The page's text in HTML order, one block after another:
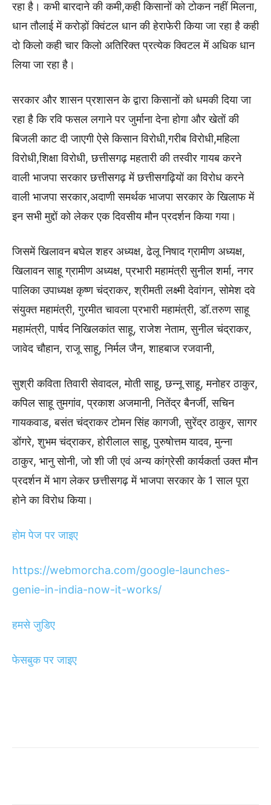
रहा है। कभी बारदाने की कमी,कही किसानों को टोकन नहीं मिलना,
धान तौलाई में करोड़ों क्विंटल धान की हेराफेरी किया जा रहा है कही
दो किलो कही चार किलो अतिरिक्त प्रत्येक क्विटल में अधिक धान
लिया जा रहा है।
सरकार और शासन प्रशासन के द्वारा किसानों को धमकी दिया जा
रहा है कि रवि फसल लगाने पर जुर्माना देना होगा और खेतों की
बिजली काट दी जाएगी ऐसे किसान विरोधी,गरीब विरोधी,महिला
विरोधी,शिक्षा विरोधी, छत्तीसगढ़ महतारी की तस्वीर गायब करने
वाली भाजपा सरकार छत्तीसगढ़ में छत्तीसगढ़ियों का विरोध करने
वाली भाजपा सरकार,अदाणी समर्थक भाजपा सरकार के खिलाफ में
इन सभी मुद्दों को लेकर एक दिवसीय मौन प्रदर्शन किया गया।
जिसमें खिलावन बघेल शहर अध्यक्ष, ढेलू निषाद ग्रामीण अध्यक्ष,
खिलावन साहू ग्रामीण अध्यक्ष, प्रभारी महामंत्री सुनील शर्मा, नगर
पालिका उपाध्यक्ष कृष्ण चंद्राकर, श्रीमती लक्ष्मी देवांगन, सोमेश दवे
संयुक्त महामंत्री, गुरमीत चावला प्रभारी महामंत्री, डॉ.तरुण साहू
महामंत्री, पार्षद निखिलकांत साहू, राजेश नेताम, सुनील चंद्राकर,
जावेद चौहान, राजू साहू, निर्मल जैन, शाहबाज रजवानी,
सुश्री कविता तिवारी सेवादल, मोती साहू, छन्नू साहू, मनोहर ठाकुर,
कपिल साहू तुमगांव, प्रकाश अजमानी, नितेंद्र बैनर्जी, सचिन
गायकवाड, बसंत चंद्राकर टोमन सिंह कागजी, सुरेंद्र ठाकुर, सागर
डोंगरे, शुभम चंद्राकर, होरीलाल साहू, पुरुषोत्तम यादव, मुन्ना
ठाकुर, भानु सोनी, जो शी जी एवं अन्य कांग्रेसी कार्यकर्ता उक्त मौन
प्रदर्शन में भाग लेकर छत्तीसगढ़ में भाजपा सरकार के 1 साल पूरा
होने का विरोध किया।
होम पेज पर जाइए
https://webmorcha.com/google-launches-
genie-in-india-now-it-works/
हमसे जुडिए
फेसबुक पर जाइए